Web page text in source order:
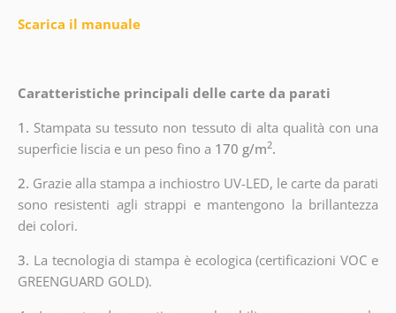
Scarica il manuale
Caratteristiche principali delle carte da parati
1. Stampata su tessuto non tessuto di alta qualità con una
superficie liscia e un peso fino a 170 g/m2.
2. Grazie alla stampa a inchiostro UV-LED, le carte da parati
sono resistenti agli strappi e mantengono la brillantezza
dei colori.
3. La tecnologia di stampa è ecologica (certificazioni VOC e
GREENGUARD GOLD).